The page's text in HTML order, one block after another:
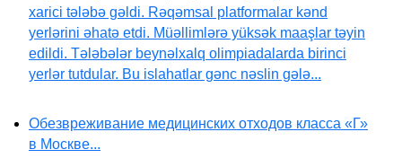
xarici tələbə gəldi. Rəqəmsal platformalar kənd
yerlərini əhatə etdi. Müəllimlərə yüksək maaşlar təyin
edildi. Tələbələr beynəlxalq olimpiadalarda birinci
yerlər tutdular. Bu islahatlar gənc nəslin gələ...
Обезвреживание медицинских отходов класса «Г»
в Москве...